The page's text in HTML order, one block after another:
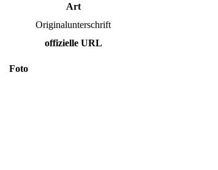
Art
Originalunterschrift
offizielle URL
Foto